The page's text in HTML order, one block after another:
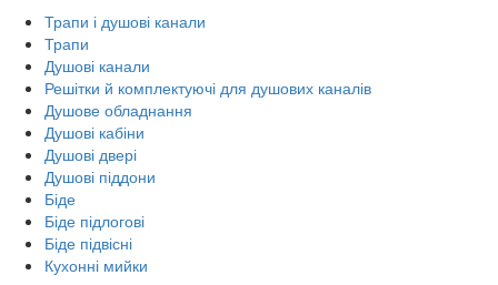
Трапи і душові канали
Трапи
Душові канали
Решітки й комплектуючі для душових каналів
Душове обладнання
Душові кабіни
Душові двері
Душові піддони
Біде
Біде підлогові
Біде підвісні
Кухонні мийки